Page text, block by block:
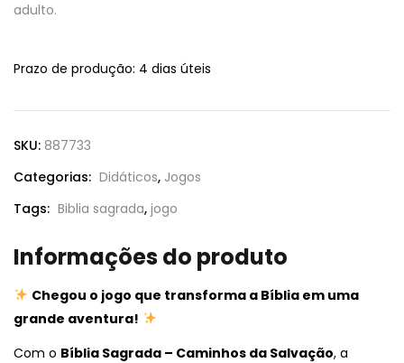
adulto.
Prazo de produção: 4 dias úteis
SKU: 887733
Categorias: Didáticos, Jogos
Tags: Biblia sagrada, jogo
Informações do produto
Chegou o jogo que transforma a Bíblia em uma
grande aventura!
Com o Bíblia Sagrada – Caminhos da Salvação, a